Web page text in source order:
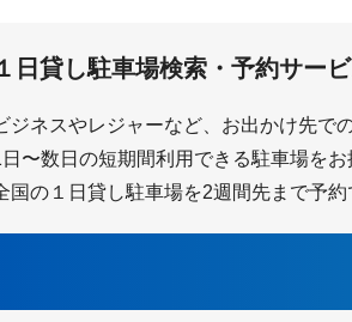
日貸し駐車場検索・予約サー
ジネスやレジャーなど、お出かけ先で
日〜数日の短期間利用できる駐車場を
国の１日貸し駐車場を2週間先まで予約